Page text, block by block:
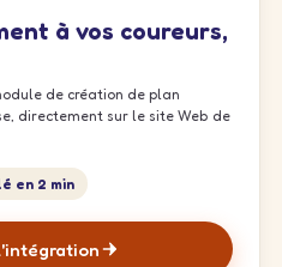
à vos coureurs,
de création de plan
directement sur le site Web de
en 2 min